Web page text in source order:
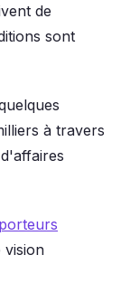
de
sont
à travers
vision